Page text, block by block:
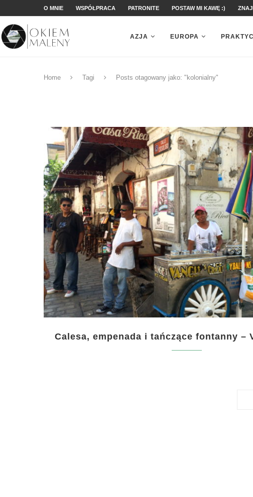
O MNIE WSPÓŁPRACA PATRONITE POSTAW MI KAWĘ :)
AZJA EUROPA
Home Tagi Posts otagowany jako: "kolonialny"
Calesa, empenada i tańczące fontanny –